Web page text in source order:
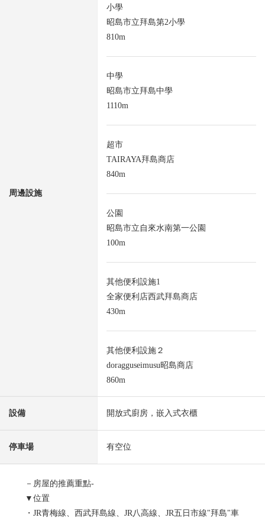
周邊設施
小學
昭島市立拜島第2小學
810m
中學
昭島市立拜島中學
1110m
超市
TAIRAYA拜島商店
840m
公園
昭島市立自來水南第一公園
100m
其他便利設施1
全家便利店西武拜島商店
430m
其他便利設施２
doragguseimusu昭島商店
860m
設備 開放式廚房，嵌入式衣櫃
停車場 有空位
－房屋的推薦重點-
▼位置
・JR青梅線、西武拜島線、JR八高線、JR五日市線"拜島"車